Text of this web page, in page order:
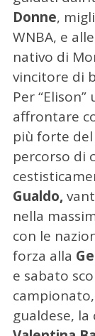
Donne,
WNBA, e
nativo di
vincitore di
Per
affrontare
più forte
percorso di
Gualdo,
nella
con le
forza alla
e sabato
gualdese,